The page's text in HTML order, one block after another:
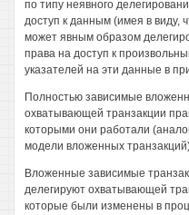
по типу неявного
доступ к данным (имея в виду,
может явным образом
права на доступ к
указателей на эти данные в
Полностью зависимые
охватывающей транзакции
которыми они работали
модели вложенных
Вложенные зависимые
делегируют охватывающей
которые были изменены в